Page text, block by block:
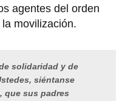
agentes del orden
movilización.
solidaridad y de
siéntanse
que sus padres